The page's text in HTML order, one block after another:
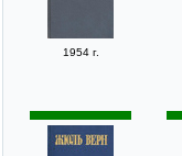
1954 г.